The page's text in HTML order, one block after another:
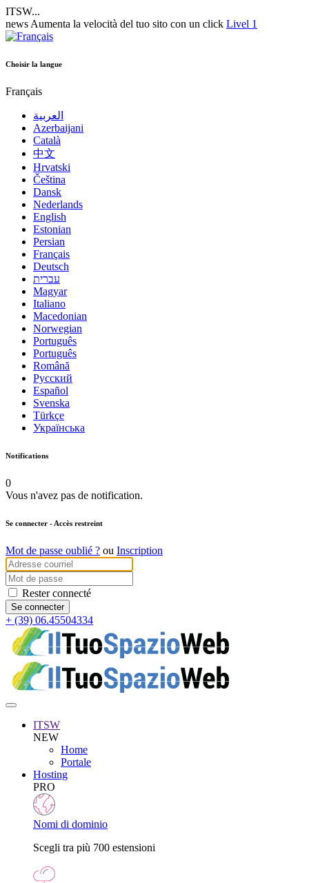
ITSW...
news Aumenta la velocità del tuo sito con un click Livel 1
Choisir la langue
Français
العربية
Azerbaijani
Català
中文
Hrvatski
Čeština
Dansk
Nederlands
English
Estonian
Persian
Français
Deutsch
עברית
Magyar
Italiano
Macedonian
Norwegian
Português
Português
Română
Русский
Español
Svenska
Türkçe
Українська
Notifications
0
Vous n'avez pas de notification.
Se connecter - Accès restreint
Mot de passe oublié ? ou Inscription
Rester connecté
+ (39) 06.45504334
ITSW
NEW
Home
Portale
Hosting
PRO
Nomi di dominio
Scegli tra più 700 estensioni